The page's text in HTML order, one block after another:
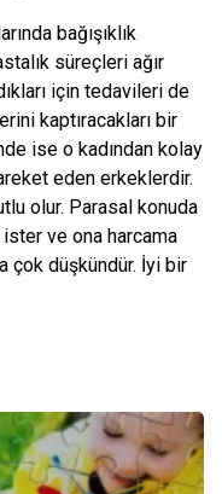
bağışıklık
süreçleri ağır
için tedavileri de
kaptıracakları bir
ise o kadından kolay
eden erkeklerdir.
olur. Parasal konuda
ve ona harcama
çok düşkündür. İyi bir